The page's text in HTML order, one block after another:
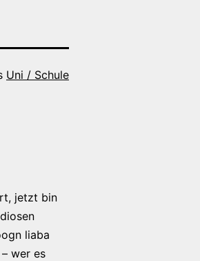
Uni / Schule
jetzt bin
liaba
wer es